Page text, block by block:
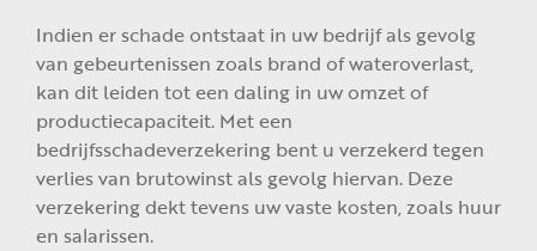
Indien er schade ontstaat in uw bedrijf als gevolg
van gebeurtenissen zoals brand of wateroverlast,
kan dit leiden tot een daling in uw omzet of
productiecapaciteit. Met een
bedrijfsschadeverzekering bent u verzekerd tegen
verlies van brutowinst als gevolg hiervan. Deze
verzekering dekt tevens uw vaste kosten, zoals huur
en salarissen.